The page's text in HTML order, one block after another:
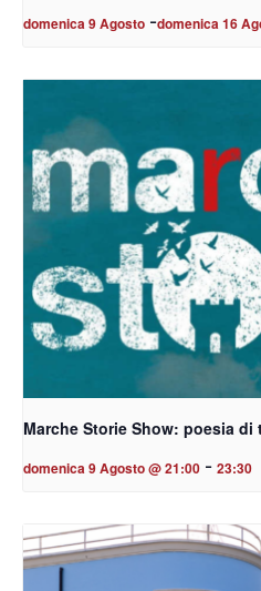
domenica 9 Agosto -domenica 16
Marche Storie Show: poesia di
domenica 9 Agosto @ 21:00 - 23:30